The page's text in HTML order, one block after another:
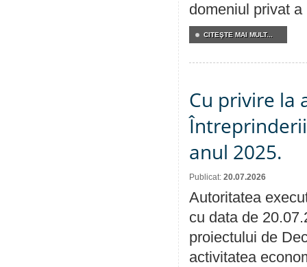
domeniul privat a
CITEŞTE MAI MULT...
Cu privire la
anul 2025.
Publicat: 20.07.2026
Autoritatea
cu data de
proiectului de
activitatea